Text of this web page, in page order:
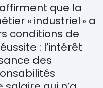
affirment que la
étier «industriel» a
conditions de
éussite : l’intérêt
des
és